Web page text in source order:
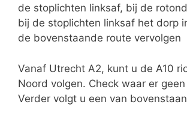
de stoplichten linksaf, bij de
bij de stoplichten linksaf het dorp
de bovenstaande route vervolgen
Vanaf Utrecht A2, kunt u de A10
Noord volgen. Check waar er
Verder volgt u een van